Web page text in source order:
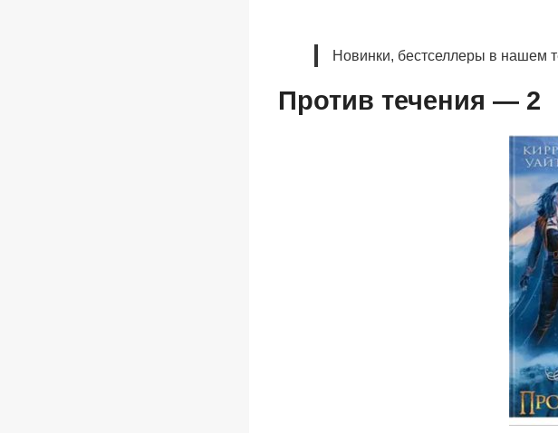
Новинки, бестселлеры в нашем
Против течения — 2